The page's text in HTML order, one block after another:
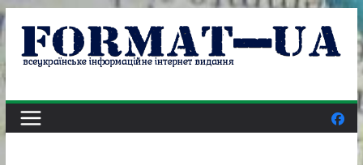
Skip
content